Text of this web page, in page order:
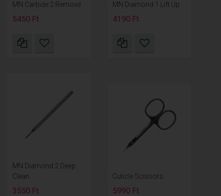
MN Carbide 2 Remove
5450 Ft
MN Diamond 1 Lift Up
4190 Ft
MN Diamond 2 Deep
Clean
3550 Ft
Cuticle Scissors
5990 Ft